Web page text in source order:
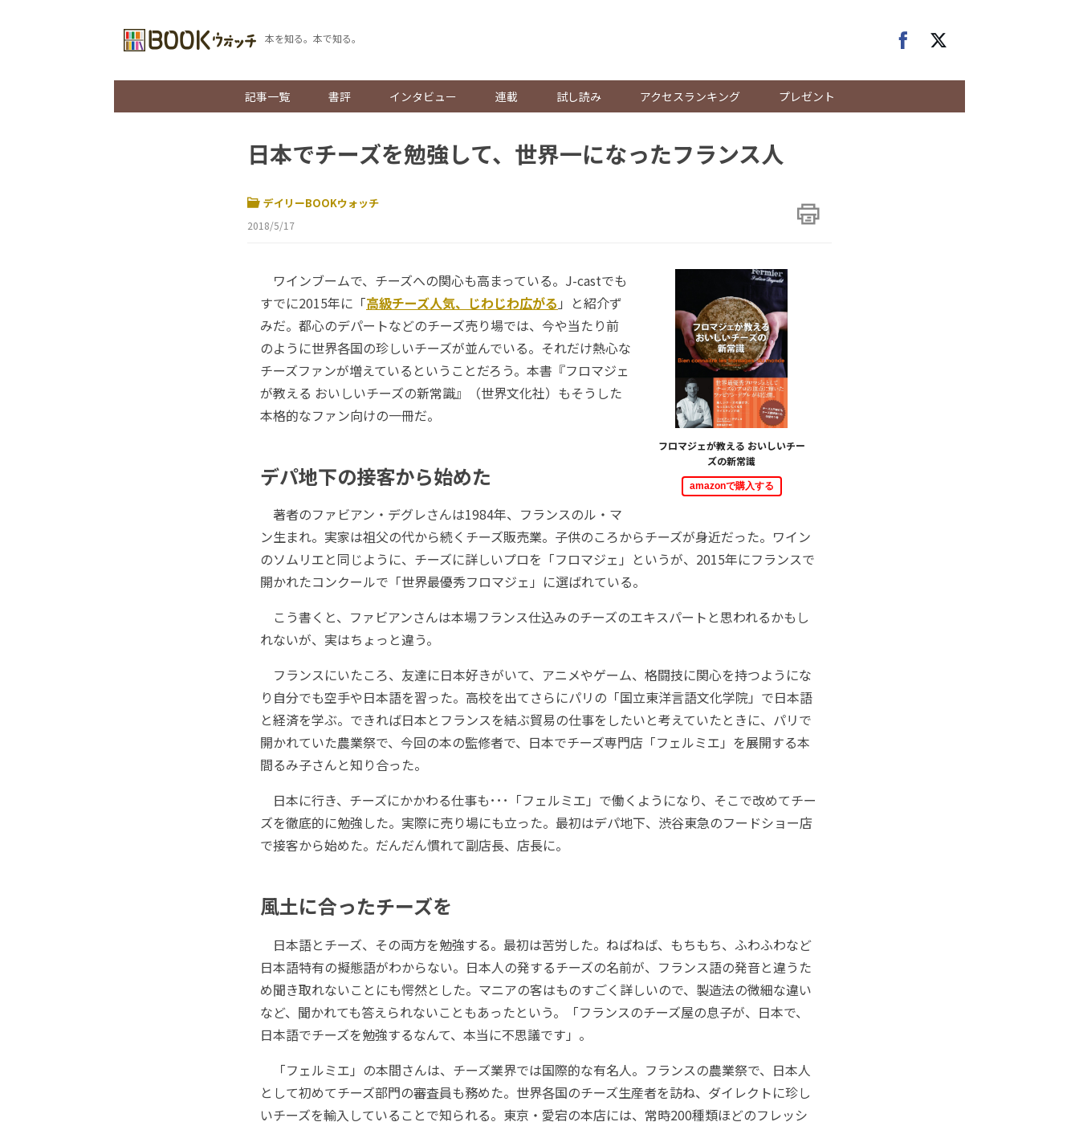
本を知る。本で知る。
記事一覧 書評 インタビュー 連載 試し読み アクセスランキング プレゼント
日本でチーズを勉強して、世界一になったフランス人
デイリーBOOKウォッチ
2018/5/17
フロマジェが教える おいしいチー
ズの新常識
amazonで購入する
ワインブームで、チーズへの関心も高まっている。J-castでも
すでに2015年に「高級チーズ人気、じわじわ広がる 」と紹介ず
みだ。都心のデパートなどのチーズ売り場では、今や当たり前
のように世界各国の珍しいチーズが並んでいる。それだけ熱心な
チーズファンが増えているということだろう。本書『フロマジェ
が教える おいしいチーズの新常識』（世界文化社）もそうした
本格的なファン向けの一冊だ。
デパ地下の接客から始めた
著者のファビアン・デグレさんは1984年、フランスのル・マ
ン生まれ。実家は祖父の代から続くチーズ販売業。子供のころからチーズが身近だった。ワイン
のソムリエと同じように、チーズに詳しいプロを「フロマジェ」というが、2015年にフランスで
開かれたコンクールで「世界最優秀フロマジェ」に選ばれている。
こう書くと、ファビアンさんは本場フランス仕込みのチーズのエキスパートと思われるかもし
れないが、実はちょっと違う。
フランスにいたころ、友達に日本好きがいて、アニメやゲーム、格闘技に関心を持つようにな
り自分でも空手や日本語を習った。高校を出てさらにパリの「国立東洋言語文化学院」で日本語
と経済を学ぶ。できれば日本とフランスを結ぶ貿易の仕事をしたいと考えていたときに、パリで
開かれていた農業祭で、今回の本の監修者で、日本でチーズ専門店「フェルミエ」を展開する本
間るみ子さんと知り合った。
日本に行き、チーズにかかわる仕事も･･･「フェルミエ」で働くようになり、そこで改めてチー
ズを徹底的に勉強した。実際に売り場にも立った。最初はデパ地下、渋谷東急のフードショー店
で接客から始めた。だんだん慣れて副店長、店長に。
風土に合ったチーズを
日本語とチーズ、その両方を勉強する。最初は苦労した。ねばねば、もちもち、ふわふわなど
日本語特有の擬態語がわからない。日本人の発するチーズの名前が、フランス語の発音と違うた
め聞き取れないことにも愕然とした。マニアの客はものすごく詳しいので、製造法の微細な違い
など、聞かれても答えられないこともあったという。「フランスのチーズ屋の息子が、日本で、
日本語でチーズを勉強するなんて、本当に不思議です」。
「フェルミエ」の本間さんは、チーズ業界では国際的な有名人。フランスの農業祭で、日本人
として初めてチーズ部門の審査員も務めた。世界各国のチーズ生産者を訪ね、ダイレクトに珍し
いチーズを輸入していることで知られる。東京・愛宕の本店には、常時200種類ほどのフレッシ